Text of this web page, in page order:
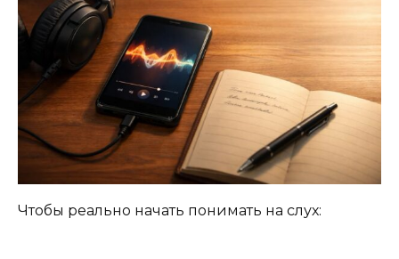
Чтобы реально начать понимать на слух: